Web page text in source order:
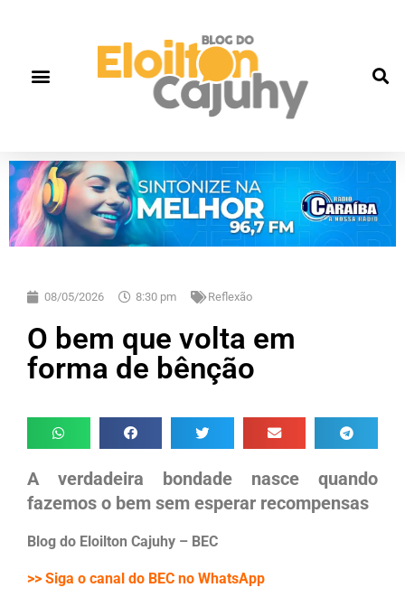
08/05/2026 8:30 pm Reflexão
O bem que volta em
forma de bênção
A verdadeira bondade nasce quando
fazemos o bem sem esperar recompensas
Blog do Eloilton Cajuhy – BEC
>> Siga o canal do BEC no WhatsApp